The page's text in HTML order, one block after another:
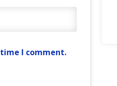
I comment.